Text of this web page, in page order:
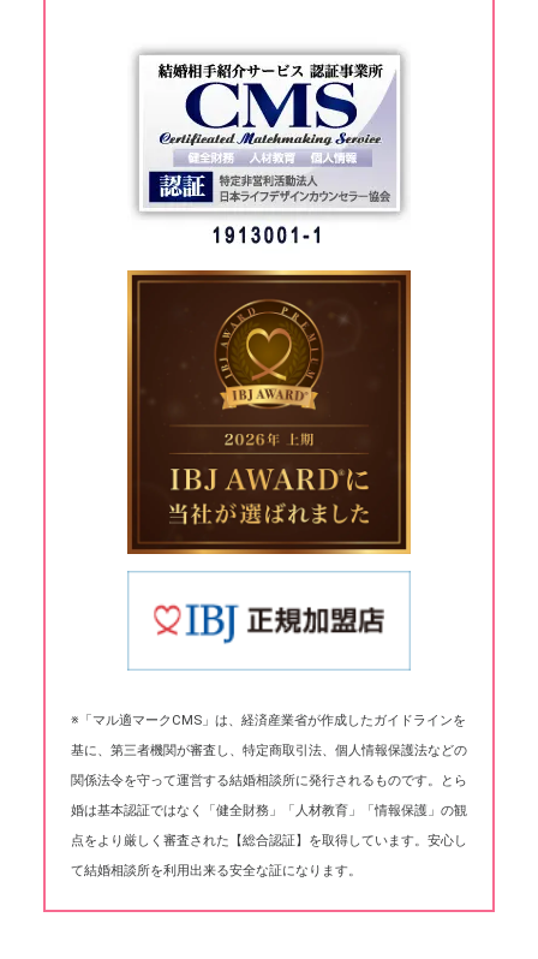
※「マル適マークCMS」は、経済産業省が作成したガイドラインを
基に、第三者機関が審査し、特定商取引法、個人情報保護法などの
関係法令を守って運営する結婚相談所に発行されるものです。とら
婚は基本認証ではなく「健全財務」「人材教育」「情報保護」の観
点をより厳しく審査された【総合認証】を取得しています。安心し
て結婚相談所を利用出来る安全な証になります。